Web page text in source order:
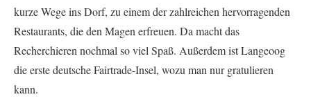
kurze Wege ins Dorf, zu einem der zahlreichen hervorragenden
Restaurants, die den Magen erfreuen. Da macht das
Recherchieren nochmal so viel Spaß. Außerdem ist Langeoog
die erste deutsche Fairtrade-Insel, wozu man nur gratulieren
kann.